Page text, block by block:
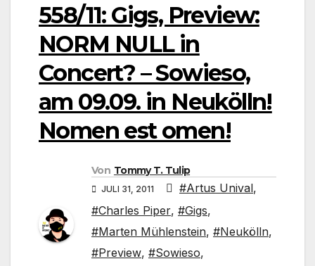
558/11: Gigs, Preview:
NORM NULL in
Concert? – Sowieso,
am 09.09. in Neukölln!
Nomen est omen!
Von Tommy T. Tulip
JULI 31, 2011 #Artus Unival,
#Charles Piper, #Gigs,
#Marten Mühlenstein, #Neukölln,
#Preview, #Sowieso,